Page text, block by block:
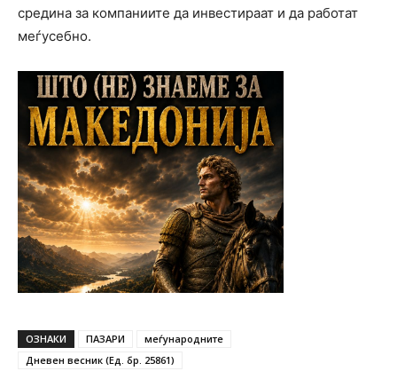
средина за компаниите да инвестираат и да работат
меѓусебно.
ОЗНАКИ ПАЗАРИ
меѓународните
Дневен весник (Ед. бр. 25861)